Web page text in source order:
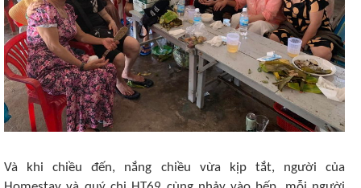
Và khi chiều đến, nắng chiều vừa kịp tắt, người của